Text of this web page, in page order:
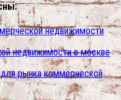
недвижимости
недвижимости в москве
рынка коммерческой